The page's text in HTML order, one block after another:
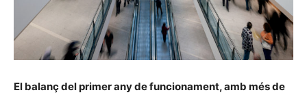
El balanç del primer any de funcionament, amb més de